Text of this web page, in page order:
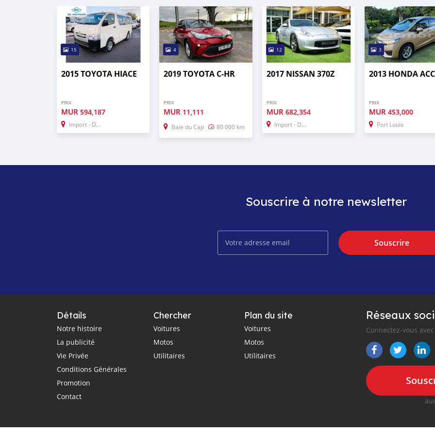
15
2015 TOYOTA HIACE
PRIX
MUR 594,187
Import - Dubai
4
2019 TOYOTA C-HR
PRIX
MUR 11,111
Baie du Cap 80 000 km
12
2017 NISSAN 370Z
PRIX
MUR 682,354
Import - Dubai
3
2013 HONDA
PRIX
MUR 453,000
Port Louis
Souscrire à notre newsletter
Souscrire
Détails
Notre histoire
La publicité
Vie Privée
Conditions Générales
Promotion
Contact
Chercher
Voitures
Motos
Utilitaires
Plan du site
Voitures
Motos
Utilitaires
Réseaux
Connectez-vous